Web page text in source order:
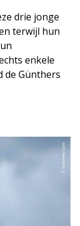
drie jonge
terwijl hun
enkele
de Günthers